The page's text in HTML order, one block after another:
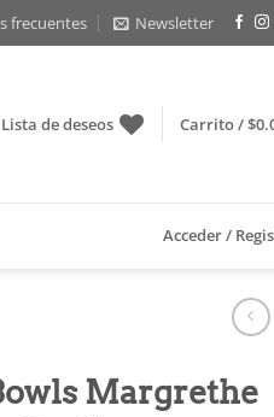
frecuentes Newsletter
Lista de deseos Carrito /$
Acceder /
Margrethe